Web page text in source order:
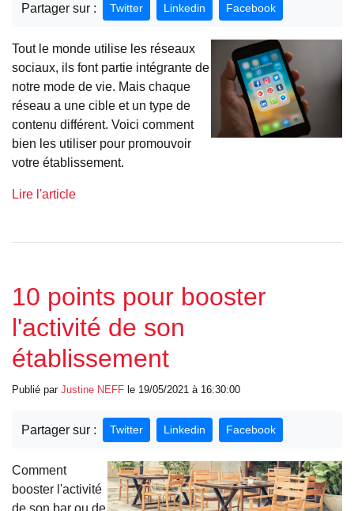
Partager sur : Twitter Linkedin Facebook
Tout le monde utilise les réseaux
sociaux, ils font partie intégrante de
notre mode de vie. Mais chaque
réseau a une cible et un type de
contenu différent. Voici comment
bien les utiliser pour promouvoir
votre établissement.
Lire l'article
10 points pour booster
l'activité de son
établissement
Publié par Justine NEFF le 19/05/2021 à 16:30:00
Partager sur : Twitter Linkedin Facebook
Comment
booster l'activité
de son bar ou de